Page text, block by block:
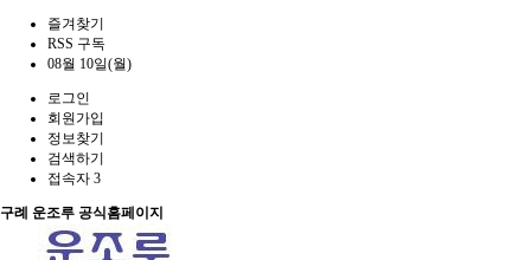
즐겨찾기
RSS 구독
08월 10일(월)
로그인
회원가입
정보찾기
검색하기
접속자 3
구례 운조루 공식홈페이지